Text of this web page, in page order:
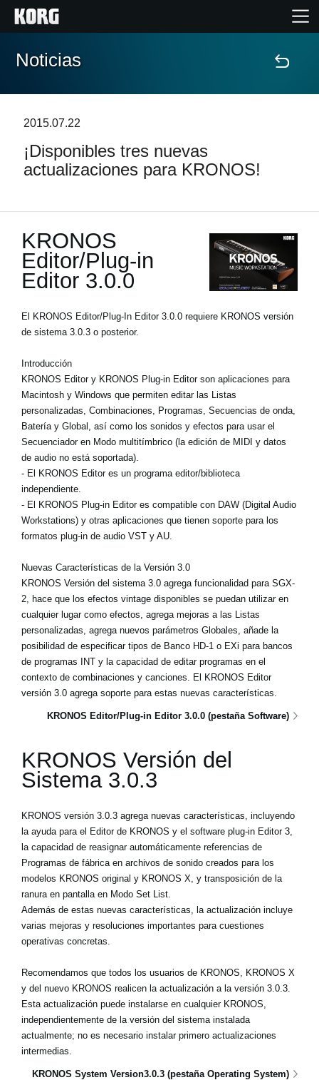
Inicio
Características
Soporte
Localizador de Tiendas
Noticias
Redes Sociales
Acerca de KORG
Noticias
2015.07.22
¡Disponibles tres nuevas
actualizaciones para KRONOS!
KRONOS
Editor/Plug-in
Editor 3.0.0
El KRONOS Editor/Plug-In Editor 3.0.0 requiere KRONOS versión
de sistema 3.0.3 o posterior.
Introducción
KRONOS Editor y KRONOS Plug-in Editor son aplicaciones para
Macintosh y Windows que permiten editar las Listas
personalizadas, Combinaciones, Programas, Secuencias de onda,
Batería y Global, así como los sonidos y efectos para usar el
Secuenciador en Modo multitímbrico (la edición de MIDI y datos
de audio no está soportada).
- El KRONOS Editor es un programa editor/biblioteca
independiente.
- El KRONOS Plug-in Editor es compatible con DAW (Digital Audio
Workstations) y otras aplicaciones que tienen soporte para los
formatos plug-in de audio VST y AU.
Nuevas Características de la Versión 3.0
KRONOS Versión del sistema 3.0 agrega funcionalidad para SGX-
2, hace que los efectos vintage disponibles se puedan utilizar en
cualquier lugar como efectos, agrega mejoras a las Listas
personalizadas, agrega nuevos parámetros Globales, añade la
posibilidad de especificar tipos de Banco HD-1 o EXi para bancos
de programas INT y la capacidad de editar programas en el
contexto de combinaciones y canciones. El KRONOS Editor
versión 3.0 agrega soporte para estas nuevas características.
KRONOS Editor/Plug-in Editor 3.0.0 (pestaña Software)
KRONOS Versión del
Sistema 3.0.3
KRONOS versión 3.0.3 agrega nuevas características, incluyendo
la ayuda para el Editor de KRONOS y el software plug-in Editor 3,
la capacidad de reasignar automáticamente referencias de
Programas de fábrica en archivos de sonido creados para los
modelos KRONOS original y KRONOS X, y transposición de la
ranura en pantalla en Modo Set List.
Además de estas nuevas características, la actualización incluye
varias mejoras y resoluciones importantes para cuestiones
operativas concretas.
Recomendamos que todos los usuarios de KRONOS, KRONOS X
y del nuevo KRONOS realicen la actualización a la versión 3.0.3.
Esta actualización puede instalarse en cualquier KRONOS,
independientemente de la versión del sistema instalada
actualmente; no es necesario instalar primero actualizaciones
intermedias.
KRONOS System Version3.0.3 (pestaña Operating System)